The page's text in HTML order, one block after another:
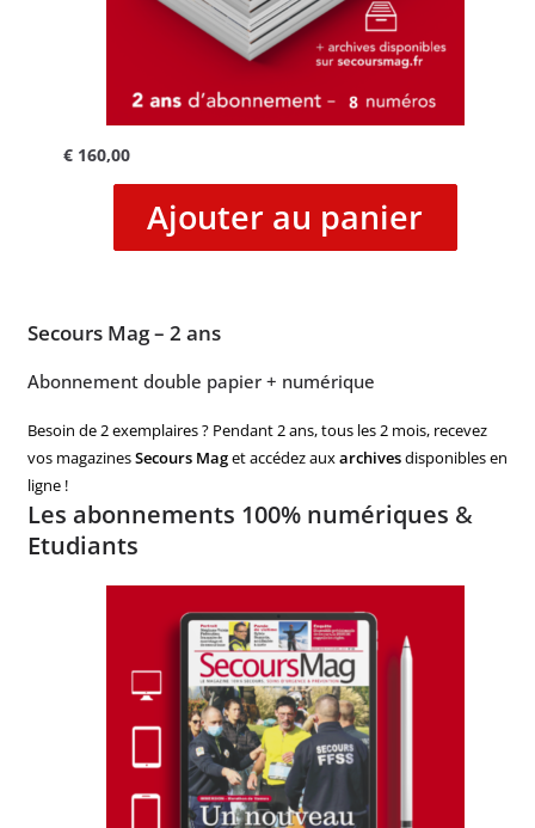
€160,00
Ajouter au panier
Secours Mag – 2 ans
Abonnement double papier + numérique
Besoin de 2 exemplaires ? Pendant 2 ans, tous les 2 mois, recevez
vos magazinesSecours Maget accédez auxarchivesdisponibles en
ligne !
Les abonnements 100% numériques &
Etudiants